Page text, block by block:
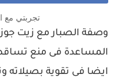
تجربتي مع
وصفة الصبار مع زيت
المساعدة فى منع
ايضا فى تقوية بصيلاته